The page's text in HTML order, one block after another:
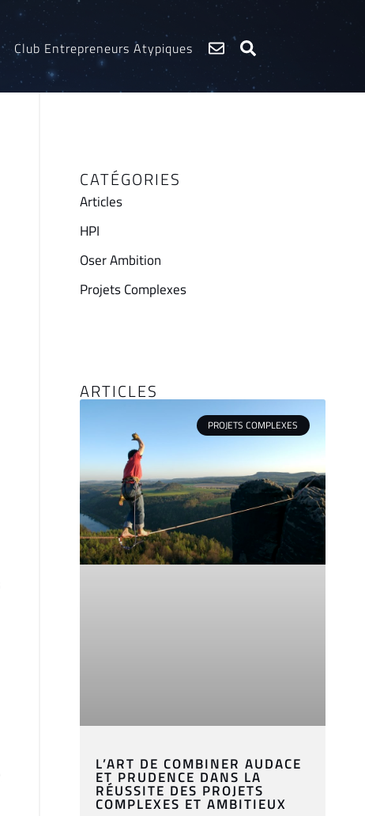
Club Entrepreneurs Atypiques
CATÉGORIES
Articles
HPI
Oser Ambition
Projets Complexes
ARTICLES
PROJETS COMPLEXES
L’ART DE COMBINER AUDACE
ET PRUDENCE DANS LA
RÉUSSITE DES PROJETS
COMPLEXES ET AMBITIEUX